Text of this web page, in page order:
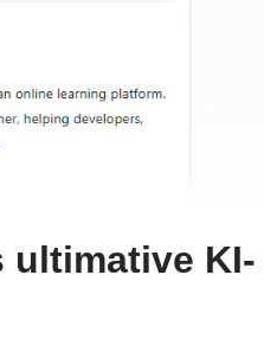
ultimative KI-